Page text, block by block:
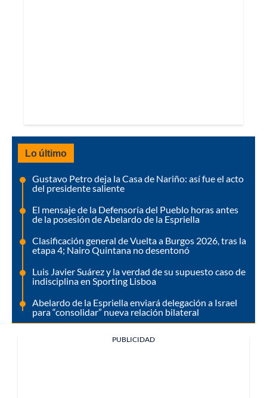
Lo último
Gustavo Petro deja la Casa de Nariño: así fue el acto
del presidente saliente
El mensaje de la Defensoría del Pueblo horas antes
de la posesión de Abelardo de la Espriella
Clasificación general de Vuelta a Burgos 2026, tras la
etapa 4; Nairo Quintana no desentonó
Luis Javier Suárez y la verdad de su supuesto caso de
indisciplina en Sporting Lisboa
Abelardo de la Espriella enviará delegación a Israel
para “consolidar” nueva relación bilateral
PUBLICIDAD